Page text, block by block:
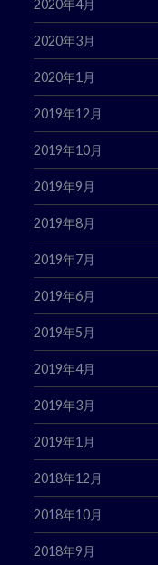
2020年4月
2020年3月
2020年1月
2019年12月
2019年10月
2019年9月
2019年8月
2019年7月
2019年6月
2019年5月
2019年4月
2019年3月
2019年1月
2018年12月
2018年10月
2018年9月